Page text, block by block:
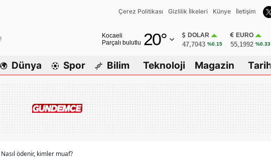
Çerez Politikası Gizlilik İlkeleri Künye İletişim
Kocaeli
Parçalı bulutlu 20°
Afyonkarahisar
Ağrı
Amasya
Ankara
DOLAR
47,7043 %0.15
EURO
55,1992 %0.33
Dünya Spor Bilim Teknoloji Magazin Tarih
Nasıl ödenir, kimler muaf?